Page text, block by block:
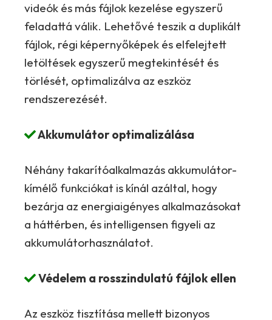
videók és más fájlok kezelése egyszerű
feladattá válik. Lehetővé teszik a duplikált
fájlok, régi képernyőképek és elfelejtett
letöltések egyszerű megtekintését és
törlését, optimalizálva az eszköz
rendszerezését.
Akkumulátor optimalizálása
Néhány takarítóalkalmazás akkumulátor-
kímélő funkciókat is kínál azáltal, hogy
bezárja az energiaigényes alkalmazásokat
a háttérben, és intelligensen figyeli az
akkumulátorhasználatot.
Védelem a rosszindulatú fájlok ellen
Az eszköz tisztítása mellett bizonyos